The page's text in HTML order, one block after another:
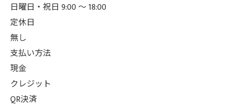
日曜日・祝日 9:00 ～ 18:00
定休日
無し
支払い方法
現金
クレジット
QR決済